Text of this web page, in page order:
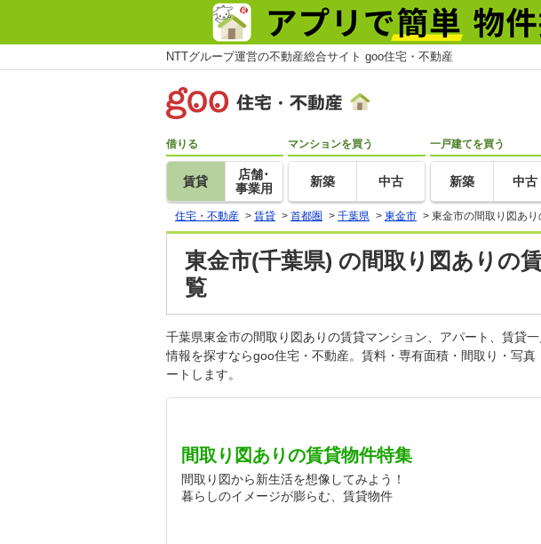
NTTグループ運営の不動産総合サイト goo住宅・不動産
借りる
賃貸
店舗･
事業用
マンションを買う
新築 中古
一戸建てを買う
新築 中古
住宅・不動産 > 賃貸 > 首都圏 > 千葉県 > 東金市 > 東金市の間取り図あ
東金市(千葉県) の間取り図ありの
覧
千葉県東金市の間取り図ありの賃貸マンション、アパート、賃貸
情報を探すならgoo住宅・不動産。賃料・専有面積・間取り・写
ートします。
間取り図ありの賃貸物件特集
間取り図から新生活を想像してみよう！
暮らしのイメージが膨らむ、賃貸物件